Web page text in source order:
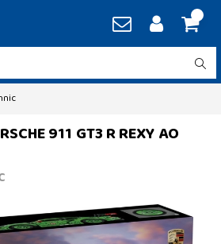
911 GT3 R REXY AO